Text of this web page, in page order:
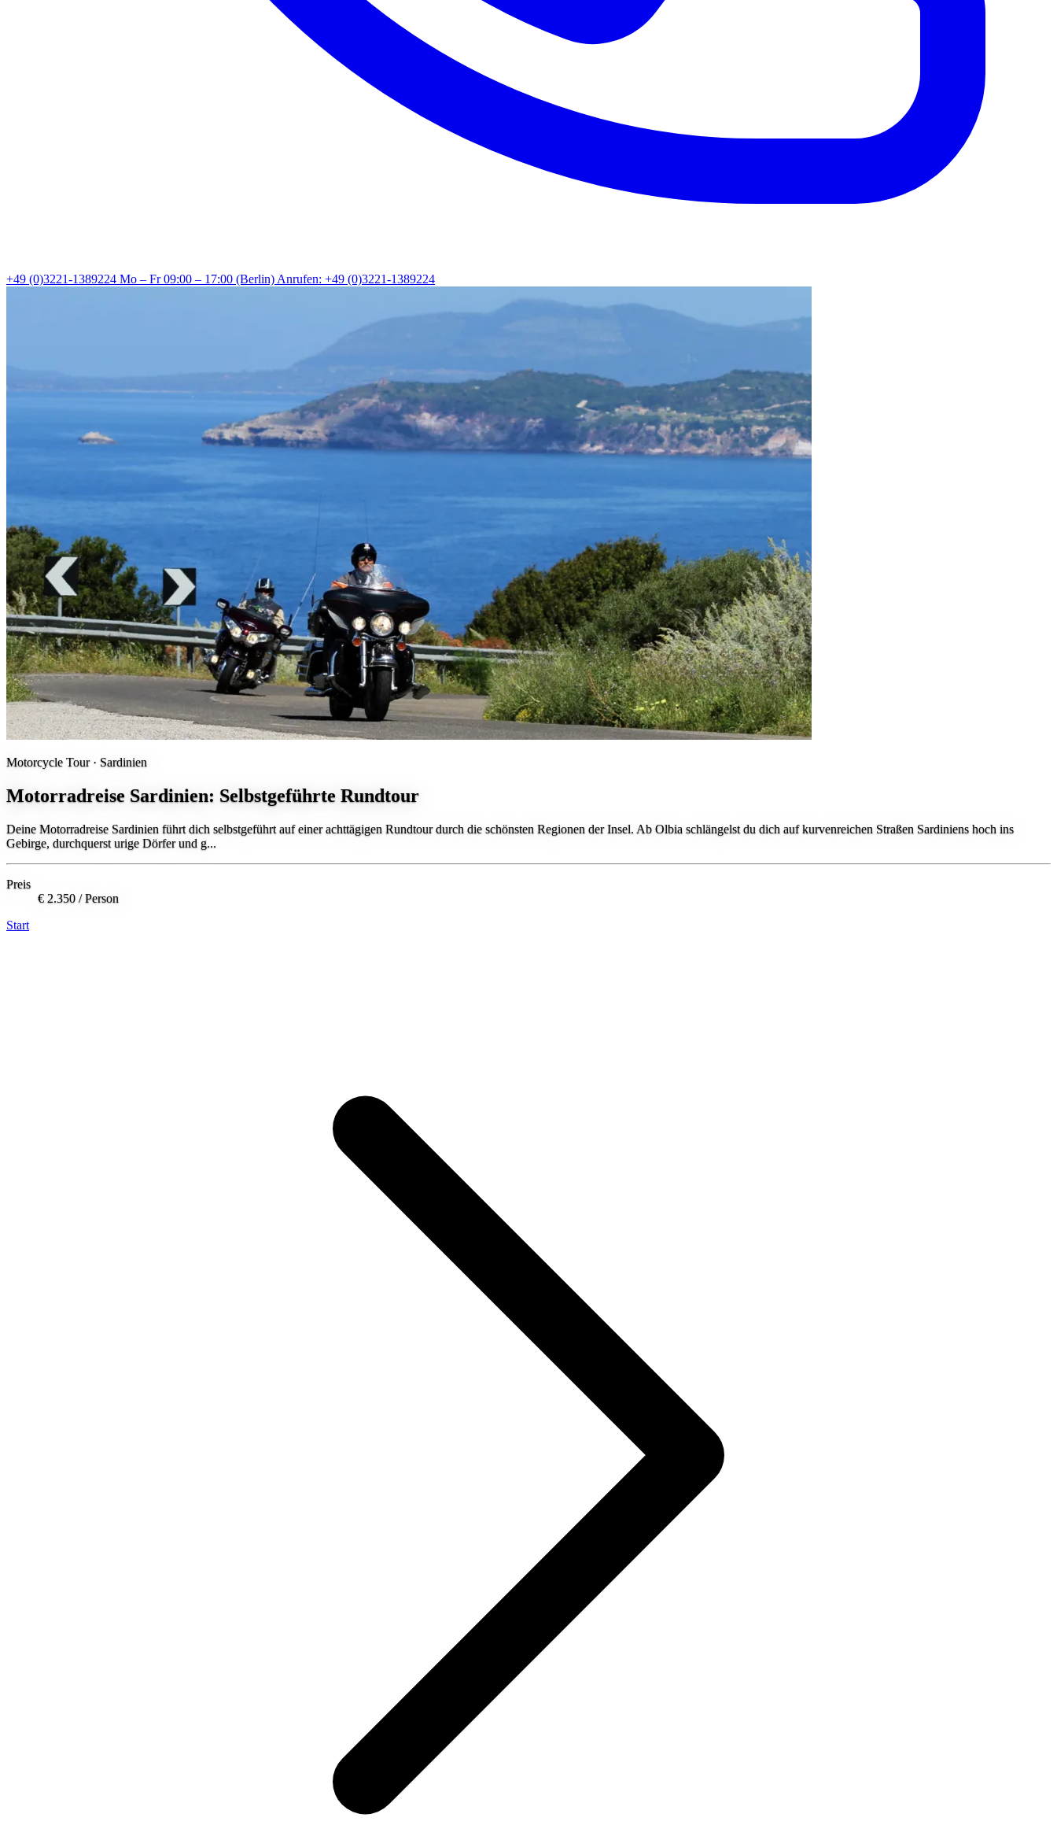
+49 (0)3221-1389224 Mo – Fr 09:00 – 17:00 (Berlin) Anrufen: +49 (0)3221-1389224
Motorcycle Tour · Sardinien
Motorradreise Sardinien: Selbstgeführte Rundtour
Deine Motorradreise Sardinien führt dich selbstgeführt auf einer achttägigen Rundtour durch die schönsten Regionen der Insel. Ab Olbia schlängelst du dich auf kurvenreichen Straßen Sardiniens hoch ins
Gebirge, durchquerst urige Dörfer und g...
Preis
€ 2.350 / Person
Start